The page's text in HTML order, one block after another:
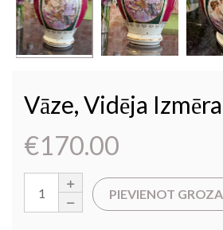
Vāze, Vidēja
€170.00
PIEVIENOT